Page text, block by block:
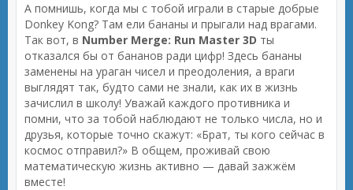
А помнишь, когда мы с тобой играли в старые добрые
Donkey Kong? Там ели бананы и прыгали над врагами.
Так вот, в Number Merge: Run Master 3D ты
отказался бы от бананов ради цифр! Здесь бананы
заменены на ураган чисел и преодоления, а враги
выглядят так, будто сами не знали, как их в жизнь
зачислил в школу! Уважай каждого противника и
помни, что за тобой наблюдают не только числа, но и
друзья, которые точно скажут: «Брат, ты кого сейчас в
космос отправил?» В общем, проживай свою
математическую жизнь активно — давай зажжём
вместе!